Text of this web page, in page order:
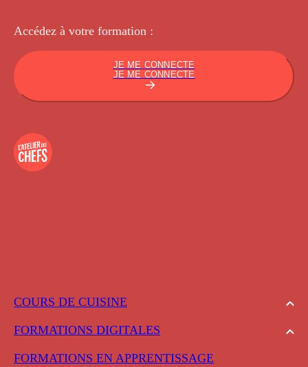
COURS DE CUISINE
FORMATIONS DIGITALES
FORMATIONS EN APPRENTISSAGE
Accédez à votre formation :
JE ME CONNECTE
JE ME CONNECTE